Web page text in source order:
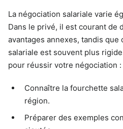
La négociation salariale varie
Dans le privé, il est courant de
avantages annexes, tandis que
salariale est souvent plus
pour réussir votre négociation :
Connaître la fourchette
région.
Préparer des exemples